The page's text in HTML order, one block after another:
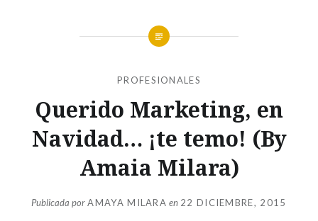
PROFESIONALES
Querido Marketing, en
Navidad… ¡te temo! (By
Amaia Milara)
Publicada porAMAYA MILARA en 22 DICIEMBRE, 2015